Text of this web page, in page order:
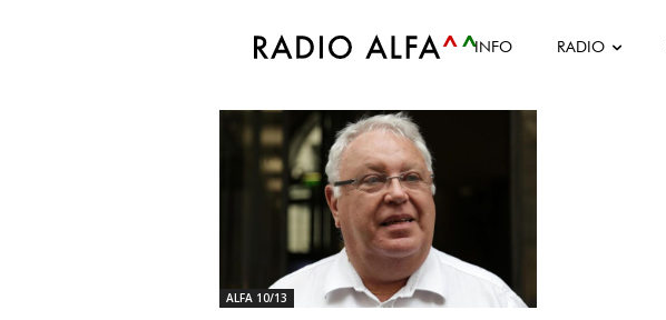
INFO RADIO
Accueil Tags Capitaine
Tag: Capitaine
ALFA 10/13